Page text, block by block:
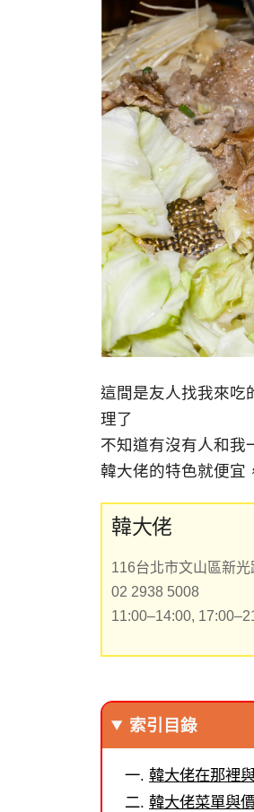
這間是友人找我來吃
理了
不知道有沒有人和我
韓大佬的特色就便宜
韓大佬
116台北市文山區新
02 2938 5008
11:00–14:00,
索引目錄
韓大佬在那裡
韓大佬菜單與